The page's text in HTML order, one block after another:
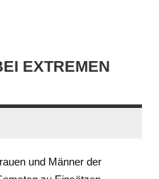
EXTREMEN
und Männer der